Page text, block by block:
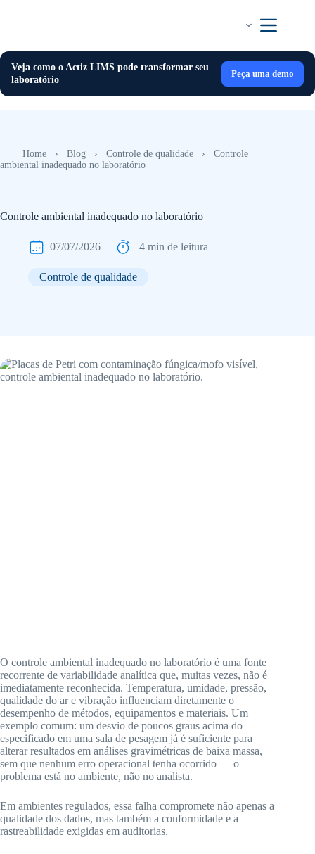
Veja como o Actiz LIMS pode transformar seu
laboratório
Peça uma demo
Home › Blog › Controle de qualidade ›
Controle
ambiental inadequado no laboratório
Controle ambiental inadequado no laboratório
07/07/2026 4 min de leitura
Controle de qualidade
O controle ambiental inadequado no laboratório é uma fonte
recorrente de variabilidade analítica que, muitas vezes, não é
imediatamente reconhecida. Temperatura, umidade, pressão,
qualidade do ar e vibração influenciam diretamente o
desempenho de métodos, equipamentos e materiais. Um
exemplo comum: um desvio de poucos graus acima do
especificado em uma sala de pesagem já é suficiente para
alterar resultados em análises gravimétricas de baixa massa,
sem que nenhum erro operacional tenha ocorrido — o
problema está no ambiente, não no analista.
Em ambientes regulados, essa falha compromete não apenas a
qualidade dos dados, mas também a conformidade e a
rastreabilidade exigidas em auditorias.